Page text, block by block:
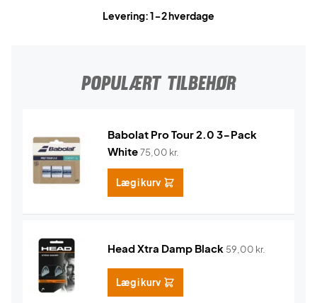
Levering: 1-2 hverdage
POPULÆRT TILBEHØR
Babolat Pro Tour 2.0 3-Pack
White75,00 kr.
Læg i kurv
Head Xtra Damp Black 59,00 kr.
Læg i kurv